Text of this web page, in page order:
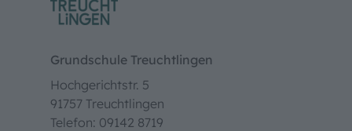
Grundschule Treuchtlingen
Hochgerichtstr. 5
91757 Treuchtlingen
Telefon: 09142 8719